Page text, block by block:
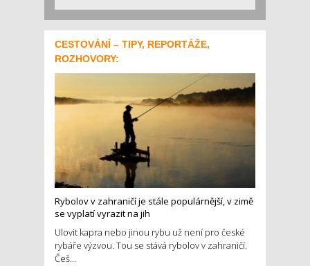
CESTOVÁNÍ – TIPY, REPORTÁŽE,
ROZHOVORY:
Rybolov v zahraničí je stále populárnější, v zimě
se vyplatí vyrazit na jih
Ulovit kapra nebo jinou rybu už není pro české
rybáře výzvou. Tou se stává rybolov v zahraničí.
Češ...